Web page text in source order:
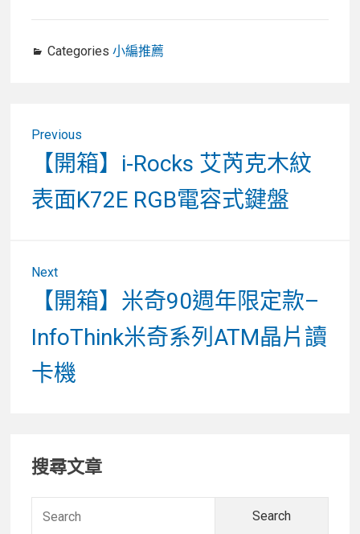
Categories 小編推薦
Previous
Previous
post:
【開箱】i-Rocks 艾芮克木紋
表面K72E RGB電容式鍵盤
Next
Next
post:
【開箱】米奇90週年限定款–
InfoThink米奇系列ATM晶片讀
卡機
Primary
Sidebar
搜尋文章